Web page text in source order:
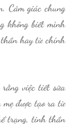
Cảm giác chung
không biết mình
hay từ chính
việc tiết sữa
được tạo ra từ
trạng, tinh thần